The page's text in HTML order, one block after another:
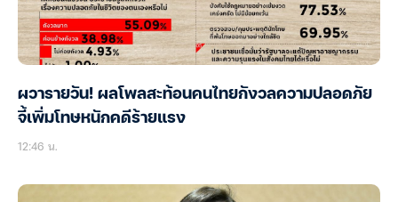
ผวารายวัน! ผลโพลสะท้อนคนไทยกังวลความปลอดภัย
จี้เพิ่มโทษหนักคดีร้ายแรง
12:46 น.